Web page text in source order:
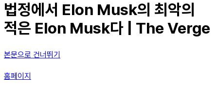
법정에서 Elon Musk의 최악의
적은 Elon Musk다 | The Verge
본문으로 건너뛰기
홈페이지